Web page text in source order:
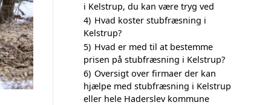
i Kelstrup, du kan være tryg ved
4) Hvad koster stubfræsning i
Kelstrup?
5) Hvad er med til at bestemme
prisen på stubfræsning i Kelstrup?
6) Oversigt over firmaer der kan
hjælpe med stubfræsning i Kelstrup
eller hele Haderslev kommune